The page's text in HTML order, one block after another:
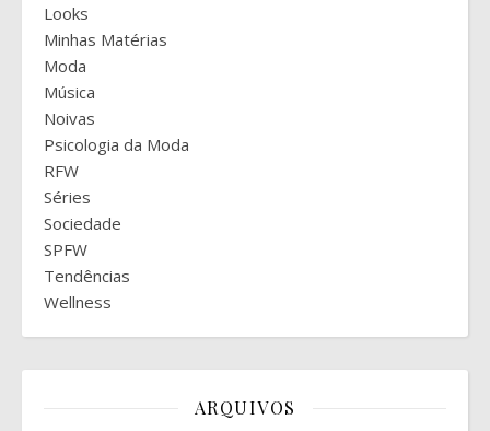
Looks
Minhas Matérias
Moda
Música
Noivas
Psicologia da Moda
RFW
Séries
Sociedade
SPFW
Tendências
Wellness
ARQUIVOS